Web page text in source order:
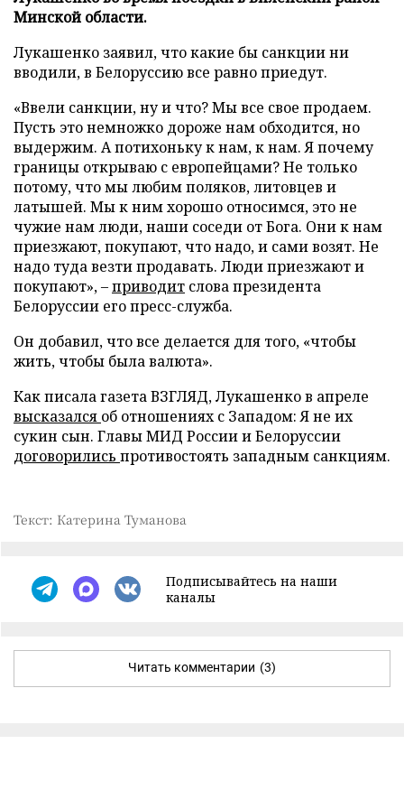
Минской области.
Лукашенко заявил, что какие бы санкции ни
вводили, в Белоруссию все равно приедут.
«Ввели санкции, ну и что? Мы все свое продаем.
Пусть это немножко дороже нам обходится, но
выдержим. А потихоньку к нам, к нам. Я почему
границы открываю с европейцами? Не только
потому, что мы любим поляков, литовцев и
латышей. Мы к ним хорошо относимся, это не
чужие нам люди, наши соседи от Бога. Они к нам
приезжают, покупают, что надо, и сами возят. Не
надо туда везти продавать. Люди приезжают и
покупают», –приводит слова президента
Белоруссии его пресс-служба.
Он добавил, что все делается для того, «чтобы
жить, чтобы была валюта».
Как писала газета ВЗГЛЯД, Лукашенко в апреле
высказался об отношениях с Западом: Я не их
сукин сын. Главы МИД России и Белоруссии
договорились противостоять западным санкциям.
Текст: Катерина Туманова
Подписывайтесь на наши
каналы
Читать комментарии (3)